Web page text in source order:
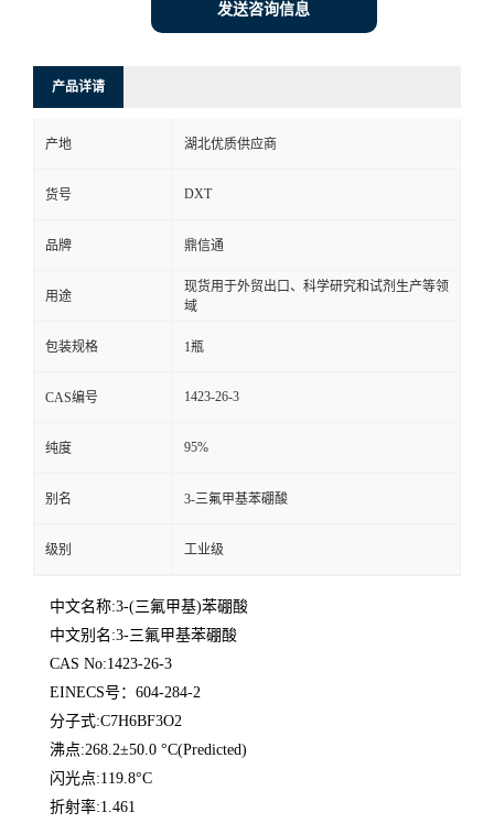
发送咨询信息
产品详请
产地 湖北优质供应商
货号 DXT
品牌 鼎信通
用途
现货用于外贸出口、科学研究和试剂生产等领
域
包装规格 1瓶
CAS编号 1423-26-3
纯度 95%
别名 3-三氟甲基苯硼酸
级别 工业级
中文名称:3-(三氟甲基)苯硼酸
中文别名:3-三氟甲基苯硼酸
CAS No:1423-26-3
EINECS号：604-284-2
分子式:C7H6BF3O2
沸点:268.2±50.0 °C(Predicted)
闪光点:119.8°C
折射率:1.461